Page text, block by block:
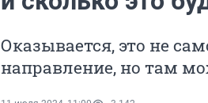
Оказывается, это не
направление, но там